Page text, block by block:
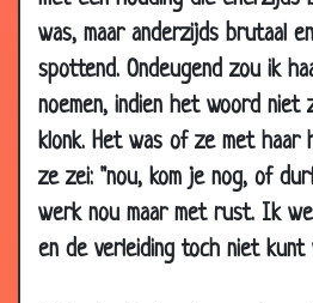
was, maar anderzijds brutaal
spottend. Ondeugend zou ik
noemen, indien het woord niet
klonk. Het was of ze met haar
ze zei: "nou, kom je nog, of
werk nou maar met rust. Ik
en de verleiding toch niet kunt
11 Feb
2008
Zeer behulpzaam
11 Feb
2008
Net als een...
08 Feb
2008
Traditie